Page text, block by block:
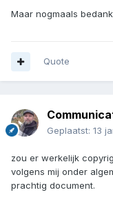
Maar nogmaals
Quote
Geplaatst: 13
zou er werkelijk
volgens mij onder
prachtig document.